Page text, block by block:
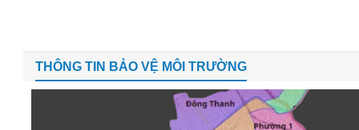
THÔNG TIN BẢO VỆ MÔI TRƯỜNG